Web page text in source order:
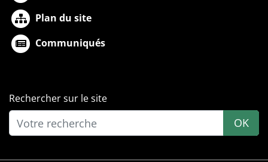
Plan du site
Communiqués
Rechercher sur le site
OK